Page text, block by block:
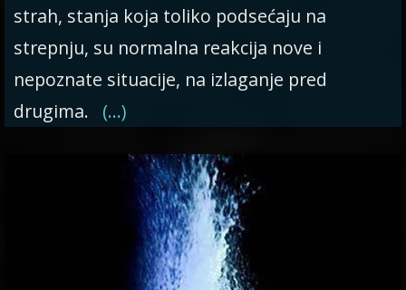
strah, stanja koja toliko podsećaju na
strepnju, su normalna reakcija nove i
nepoznate situacije, na izlaganje pred
drugima. (…)